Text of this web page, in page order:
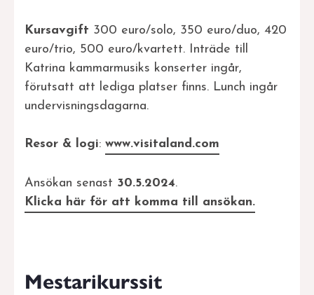
Kursavgift 300 euro/solo, 350 euro/duo, 420
euro/trio, 500 euro/kvartett. Inträde till
Katrina kammarmusiks konserter ingår,
förutsatt att lediga platser finns. Lunch ingår
undervisningsdagarna.
Resor & logi: www.visitaland.com
Ansökan senast 30.5.2024.
Klicka här för att komma till ansökan.
Mestarikurssit